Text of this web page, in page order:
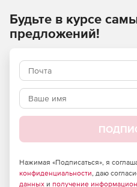
Топ-3 преимуществ ПК СВ
Серверная и облачная
Поддерживает все
Полноценное решение
Функционал:
Централизованное
Будьте в курсе
предложений!
Нажимая «Подписаться», я
конфиденциальности, даю
данных и получение